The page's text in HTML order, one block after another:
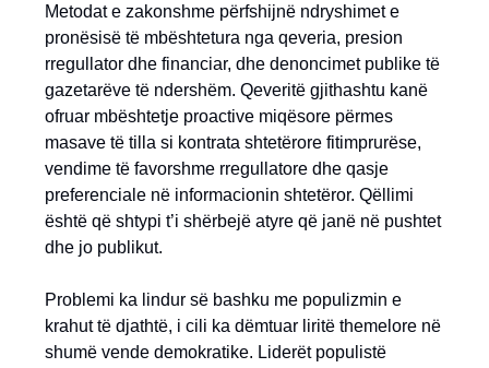
Metodat e zakonshme përfshijnë ndryshimet e
pronësisë të mbështetura nga qeveria, presion
rregullator dhe financiar, dhe denoncimet publike të
gazetarëve të ndershëm. Qeveritë gjithashtu kanë
ofruar mbështetje proactive miqësore përmes
masave të tilla si kontrata shtetërore fitimprurëse,
vendime të favorshme rregullatore dhe qasje
preferenciale në informacionin shtetëror. Qëllimi
është që shtypi t’i shërbejë atyre që janë në pushtet
dhe jo publikut.
Problemi ka lindur së bashku me populizmin e
krahut të djathtë, i cili ka dëmtuar liritë themelore në
shumë vende demokratike. Liderët populistë